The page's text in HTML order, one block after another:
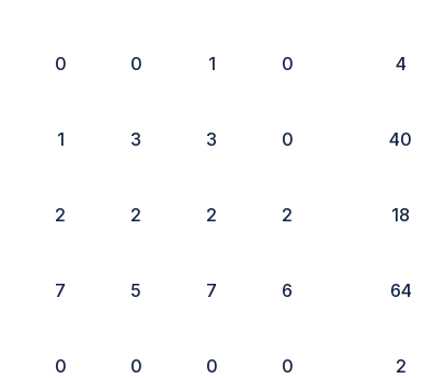
0 0 1 0 4
1 3 3 0 40
2 2 2 2 18
7 5 7 6 64
0 0 0 0 2